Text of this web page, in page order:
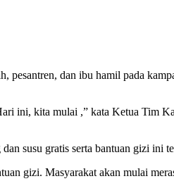
pesantren, dan ibu hamil pada
ini, kita mulai ,” kata Ketua Tim
susu gratis serta bantuan gizi ini
gizi. Masyarakat akan mulai